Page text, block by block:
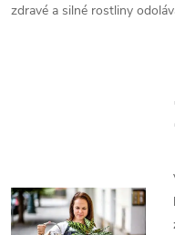
zdravé a silné rostliny